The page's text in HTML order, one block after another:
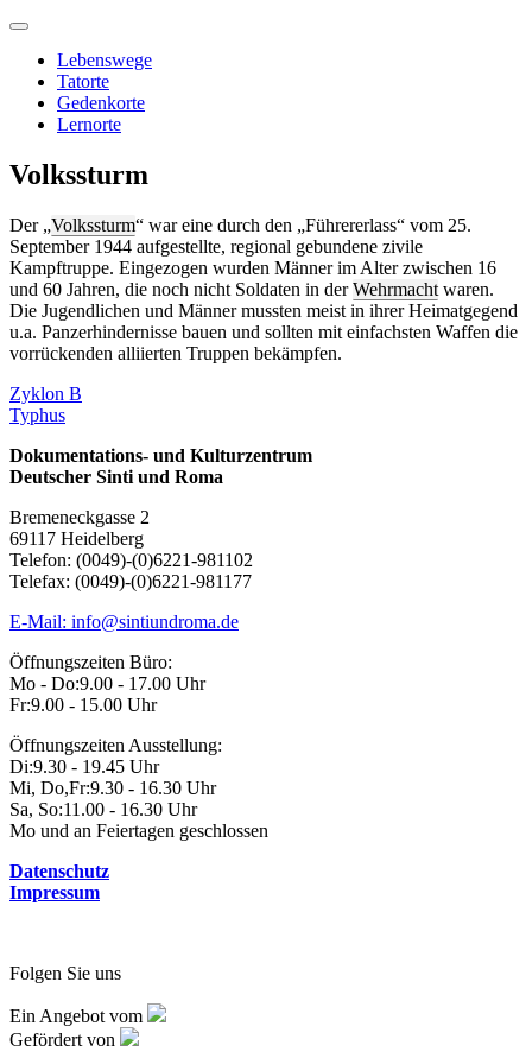
Skip
contentLebenswege
Tatorte
Gedenkorte
Lernorte
Volkssturm
Der „Volkssturm“ war eine durch den „Führererlass“ vom 25.
September 1944 aufgestellte, regional gebundene zivile
Kampftruppe. Eingezogen wurden Männer im Alter zwischen 16
und 60 Jahren, die noch nicht Soldaten in derWehrmacht waren.
Die Jugendlichen und Männer mussten meist in ihrer Heimatgegend
u.a. Panzerhindernisse bauen und sollten mit einfachsten Waffen die
vorrückenden alliierten Truppen bekämpfen.
Beitragsnavigation
Zyklon B
Typhus
Dokumentations- und Kulturzentrum
Deutscher Sinti und Roma
Bremeneckgasse 2
69117 Heidelberg
Telefon: (0049)-(0)6221-981102
Telefax: (0049)-(0)6221-981177
E-Mail: info@sintiundroma.de
Öffnungszeiten Büro:
Mo - Do:9.00 - 17.00 Uhr
Fr:9.00 - 15.00 Uhr
Öffnungszeiten Ausstellung:
Di:9.30 - 19.45 Uhr
Mi, Do,Fr:9.30 - 16.30 Uhr
Sa, So:11.00 - 16.30 Uhr
Mo und an Feiertagen geschlossen
Datenschutz
Impressum
Folgen Sie uns
Ein Angebot vom
Gefördert von